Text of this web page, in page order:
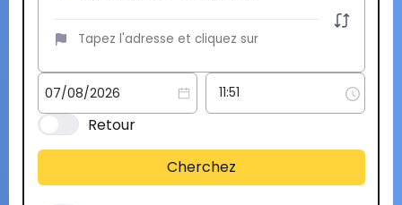
Retour
Cherchez